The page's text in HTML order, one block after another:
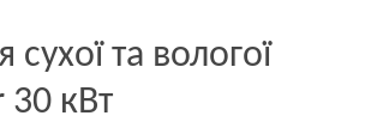
та вологої
30 кВт